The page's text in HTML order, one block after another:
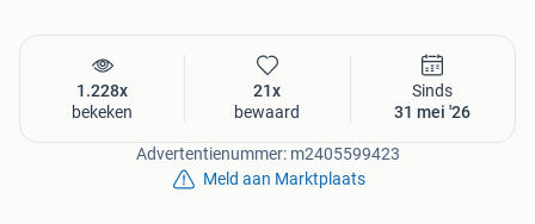
1.228x
bekeken
21x
bewaard
Sinds
31 mei '26
Advertentienummer: m2405599423
Meld aan Marktplaats